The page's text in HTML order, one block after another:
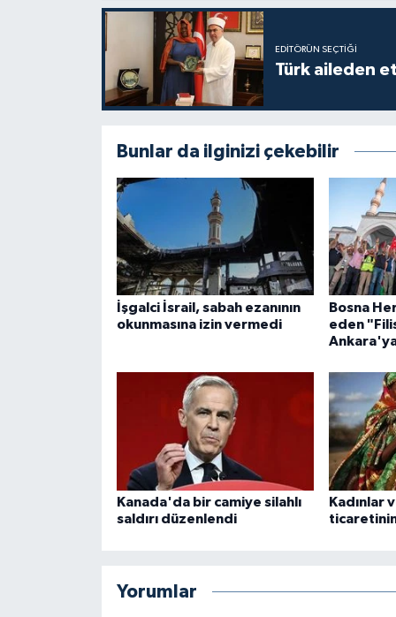
EDITÖRÜN SEÇTIĞI
Türk aileden
Bunlar da ilginizi çekebilir
İşgalci İsrail, sabah ezanının
okunmasına izin vermedi
Bosna
eden
Kanada'da bir camiye silahlı
saldırı düzenlendi
Kadınlar
Yorumlar
Mardin Müftülüğü
Mersin Müftülüğü
Muş Müftülüğü
Nevşehir Müftülüğü
Niğde Müftülüğü
Ordu Müftülüğü
Sakarya Müftülüğü
Samsun Müftülüğü
Sinop Müftülüğü